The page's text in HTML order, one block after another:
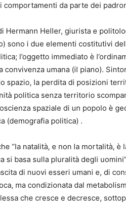
comportamenti da parte dei
Hermann Heller, giurista e
sono i due elementi costitutivi
l’oggetto immediato è
convivenza umana (il piano).
spazio, la perdita di posizioni
politica senza territorio
spaziale di un popolo è
(demografia politica) .
“la natalità, e non la mortalità,
si basa sulla pluralità degli
di nuovi esseri umani e, di
ma condizionata dal
che cresce e decresce,